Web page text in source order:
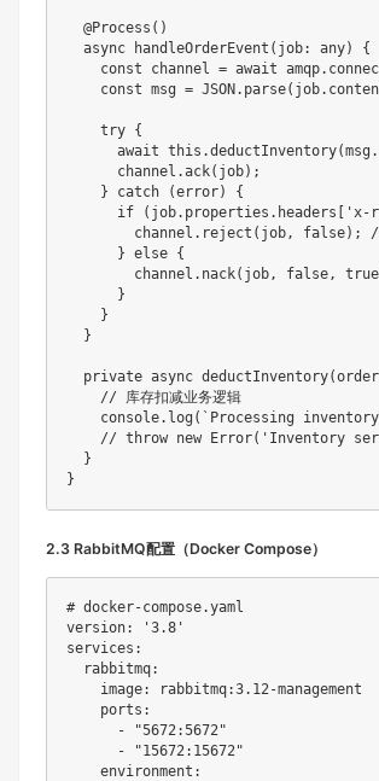
  @
Process ( )
async
handleOrderEvent ( job: any)
{
const channel = await amqp.
const msg = JSON. parse( job.
try {
await this .deductInventory(msg .
      channel
.ack( job) ;
}
catch (error)
{
if
( job. properties . headers [ 'x-
        channel
. reject ( job , false) ;
} else {
        channel
. nack( job , false , true
}
}
}
private async deductInventory(
// 库存扣减业务逻辑
console. log ( ` Processing
// throw new Error('Inventory
}
}
2.3 RabbitMQ配置（Docker Compose）
# docker-compose.yaml
version:
'3.8'
services :
rabbitmq:
image: rabbitmq:3.12 -management
ports :
-
"5672:5672"
-
"15672:15672"
environment :